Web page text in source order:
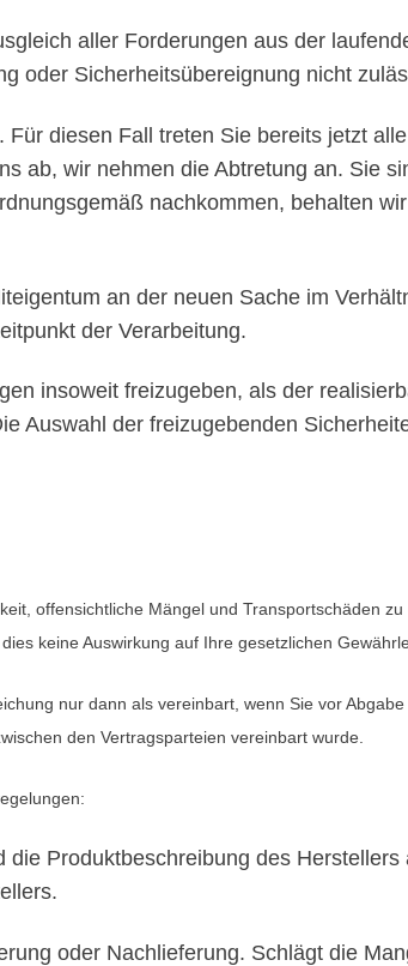
aller Forderungen aus der
oder Sicherheitsübereignung nicht
diesen Fall treten Sie bereits jetzt
ab, wir nehmen die Abtretung an. Sie
nachkommen, behalten
an der neuen Sache im
der Verarbeitung.
insoweit freizugeben, als der
Auswahl der freizugebenden
offensichtliche Mängel und Transportschäden
keine Auswirkung auf Ihre gesetzlichen
nur dann als vereinbart, wenn Sie vor
den Vertragsparteien vereinbart wurde.
Produktbeschreibung des
oder Nachlieferung. Schlägt die